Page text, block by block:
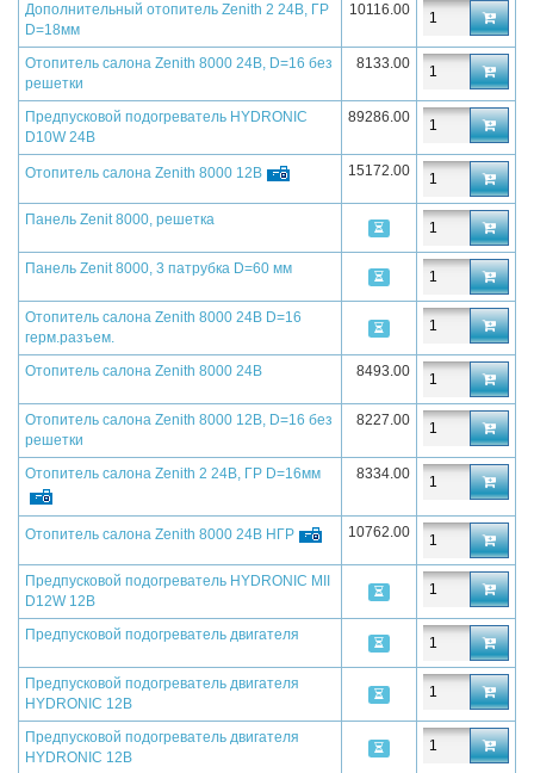
Дополнительный отопитель Zenith 2 24В, ГР
D=18мм
10116.00
Отопитель салона Zenith 8000 24В, D=16 без
решетки
8133.00
Предпусковой подогреватель HYDRONIC
D10W 24B
89286.00
Отопитель салона Zenith 8000 12В 15172.00
Панель Zenit 8000, решетка
Панель Zenit 8000, 3 патрубка D=60 мм
Отопитель салона Zenith 8000 24В D=16
герм.разъем.
Отопитель салона Zenith 8000 24В
8493.00
Отопитель салона Zenith 8000 12В, D=16 без
решетки
8227.00
Отопитель салона Zenith 2 24В, ГР D=16мм 8334.00
Отопитель салона Zenith 8000 24В НГР 10762.00
Предпусковой подогреватель HYDRONIC МII
D12W 12В
Предпусковой подогреватель двигателя
Предпусковой подогреватель двигателя
HYDRONIC 12В
Предпусковой подогреватель двигателя
HYDRONIC 12В